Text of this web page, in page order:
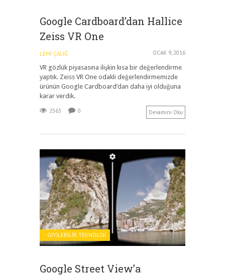
Google Cardboard’dan Hallice
Zeiss VR One
LEMI ÇALIĞ OCAK 9, 2016
VR gözlük piyasasına ilişkin kısa bir değerlendirme
yaptık. Zeiss VR One odaklı değerlendirmemizde
ürünün Google Cardboard’dan daha iyi olduğuna
karar verdik.
2563 0 Devamını Oku
GIYILEBILIR TEKNOLOJI
Google Street View’a